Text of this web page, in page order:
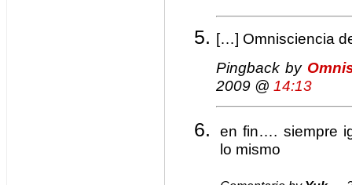
[…] Omnisciencia
Pingback by
2009 @ 14:13
en fin…. siempre
lo mismo